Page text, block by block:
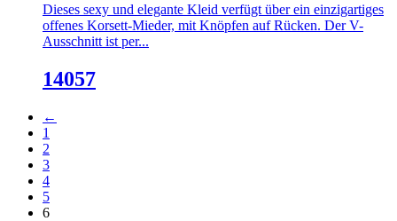
Dieses sexy und elegante Kleid verfügt über ein einzigartiges
offenes Korsett-Mieder, mit Knöpfen auf Rücken. Der V-
Ausschnitt ist per...
14057
←
1
2
3
4
5
6